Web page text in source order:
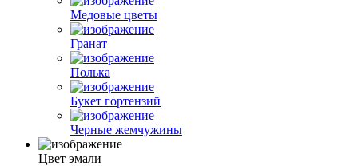
Медовые цветы
Гранат
Полька
Букет гортензий
Черные жемчужины
Цвет эмали